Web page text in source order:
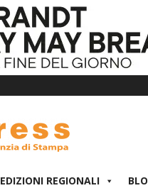
EDIZIONI REGIONALI